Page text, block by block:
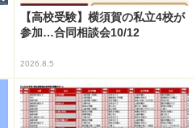
【高校受験】横須賀の私立4校が
参加…合同相談会10/12
2026.8.5